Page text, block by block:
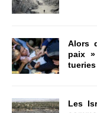
Alors
paix
tueries
Les